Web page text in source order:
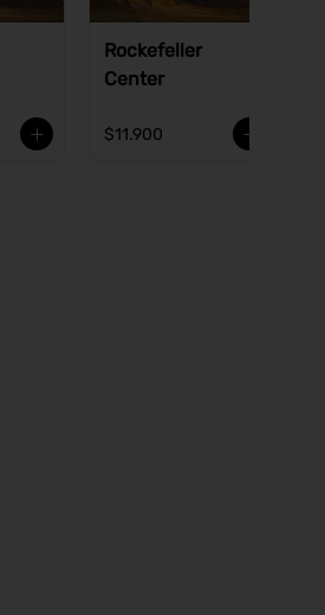
Rockefeller
Center
$11.900